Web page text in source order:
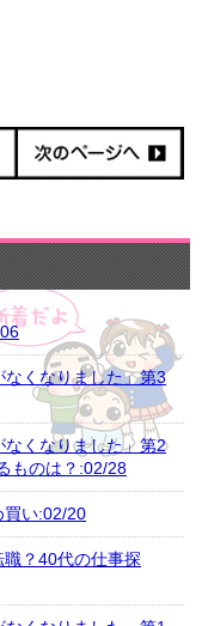
なくなりました」第3
なくなりました」第2
ものは？:02/28
買い:02/20
職？40代の仕事探